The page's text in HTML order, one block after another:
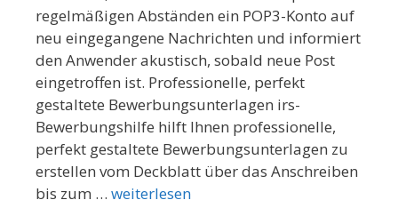
regelmäßigen Abständen ein POP3-Konto auf
neu eingegangene Nachrichten und informiert
den Anwender akustisch, sobald neue Post
eingetroffen ist. Professionelle, perfekt
gestaltete Bewerbungsunterlagen irs-
Bewerbungshilfe hilft Ihnen professionelle,
perfekt gestaltete Bewerbungsunterlagen zu
erstellen vom Deckblatt über das Anschreiben
bis zum … weiterlesen